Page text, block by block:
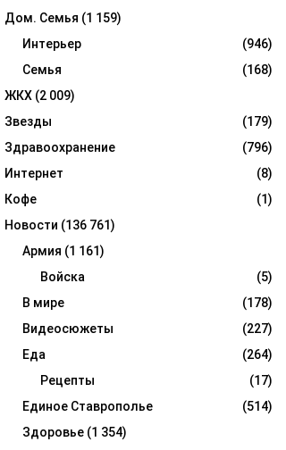
Дом. Семья (1 159)
Интерьер
(946)
Семья
(168)
ЖКХ (2 009)
Звезды
(179)
Здравоохранение
(796)
Интернет
(8)
Кофе
(1)
Новости (136 761)
Армия (1 161)
Войска
(5)
В мире
(178)
Видеосюжеты
(227)
Еда
(264)
Рецепты
(17)
Единое Ставрополье
(514)
Здоровье (1 354)